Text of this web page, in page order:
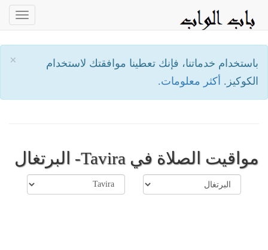
×
باستخدام خدماتنا، فإنك تعطينا موافقتك لاستخدام
الكوكيز. أكثر معلومات.
مواقيت الصلاة في Tavira- البرتغال